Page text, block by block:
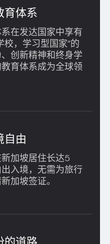
育体系
在发达国家中享有
校，学习型国家”的
创新精神和终身学
育体系成为全球领
自由
加坡居住长达5
入境，无需为旅行
加坡签证。